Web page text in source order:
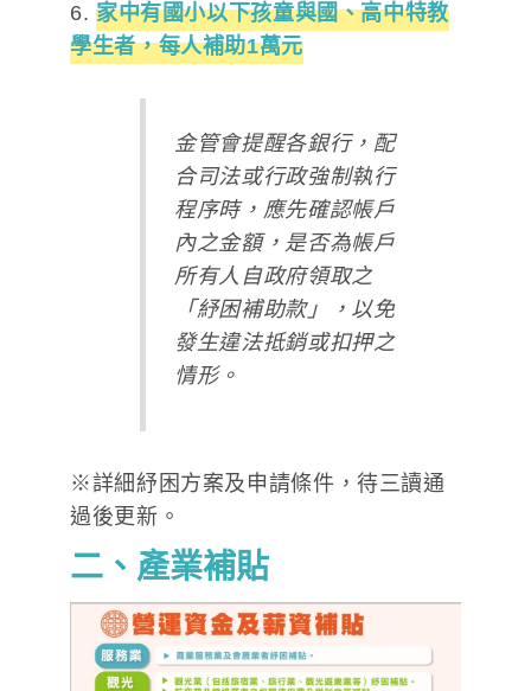
6. 家中有國小以下孩童與國、高中特教
學生者，每人補助1萬元
金管會提醒各銀行，配
合司法或行政強制執行
程序時，應先確認帳戶
內之金額，是否為帳戶
所有人自政府領取之
「紓困補助款」，以免
發生違法抵銷或扣押之
情形。
※詳細紓困方案及申請條件，待三讀通
過後更新。
二、產業補貼